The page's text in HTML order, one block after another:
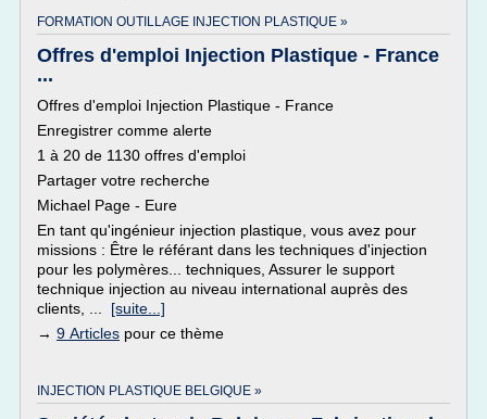
FORMATION OUTILLAGE INJECTION PLASTIQUE »
Offres d'emploi Injection Plastique - France
...
Offres d'emploi Injection Plastique - France
Enregistrer comme alerte
1 à 20 de 1130 offres d'emploi
Partager votre recherche
Michael Page - Eure
En tant qu'ingénieur injection plastique, vous avez pour
missions : Être le référant dans les techniques d'injection
pour les polymères... techniques, Assurer le support
technique injection au niveau international auprès des
clients, ... [suite...]
→ 9 Articles pour ce thème
INJECTION PLASTIQUE BELGIQUE »